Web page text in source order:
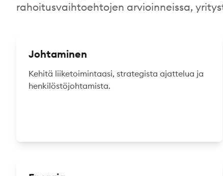
rahoitusvaihtoehtojen arvioinneissa,
Johtaminen
Kehitä liiketoimintaasi, strategista ajattelua ja
henkilöstöjohtamista.